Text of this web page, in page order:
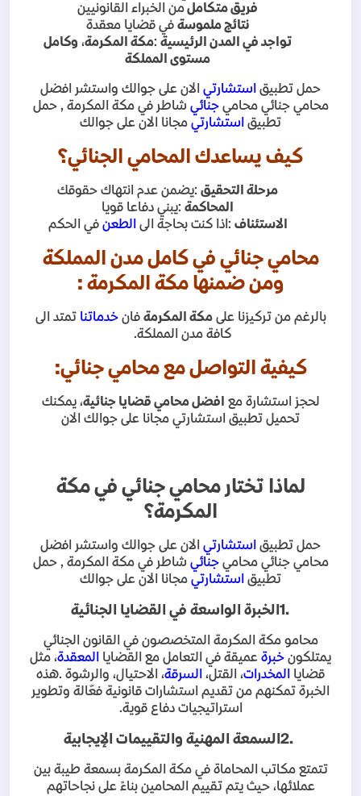
فريق متكاملمن الخبراء القانونيين
نتائج ملموسة في قضايا معقدة
تواجد في المدن الرئيسية :مكة المكرمة، وكامل
مستوى المملكة
حمل تطبيق استشارتي الان على جوالك واستشر افضل
محامي جنائي محاميجنائي شاطر في مكة المكرمة , حمل
تطبيق استشارتي مجانا الان على جوالك
كيف يساعدك المحامي الجنائي؟
مرحلة التحقيق :يضمن عدم انتهاك حقوقك
المحاكمة :يبني دفاعا قويا
الاستئناف :اذا كنت بحاجة الىالطعنفي الحكم
محامي جنائي في كامل مدن المملكة
ومن ضمنها مكة المكرمة :
بالرغم من تركيزنا على مكة المكرمة فانخدماتنا تمتد الى
كافة مدن المملكة.
كيفية التواصل مع محامي جنائي:
لحجز استشارة مع افضل محامي قضايا جنائية، يمكنك
تحميل تطبيق استشارتي مجانا على جوالك الان
لماذا تختار محامي جنائي في مكة
المكرمة؟
حمل تطبيق استشارتي الان على جوالك واستشر افضل
محامي جنائي محاميجنائي شاطر في مكة المكرمة , حمل
تطبيق استشارتي مجانا الان على جوالك
1. الخبرة الواسعة في القضايا الجنائية
محامو مكة المكرمة المتخصصون في القانون الجنائي
يمتلكون خبرة عميقة في التعامل مع القضايا المعقدة، مثل
قضايا المخدرات، القتل، السرقة، الاحتيال، والرشوة .هذه
الخبرة تمكنهم من تقديم استشارات قانونية فعّالة وتطوير
استراتيجيات دفاع قوية.
2. السمعة المهنية والتقييمات الإيجابية
تتمتع مكاتب المحاماة في مكة المكرمة بسمعة طيبة بين
عملائها، حيث يتم تقييم المحامين بناءً على نجاحاتهم